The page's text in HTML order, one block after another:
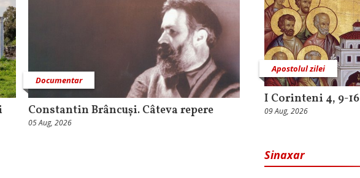
Documentar
Constantin Brâncuși. Câteva repere
05 Aug, 2026
Apostolul zilei
I Corinteni 4, 9-16
09 Aug, 2026
Sinaxar